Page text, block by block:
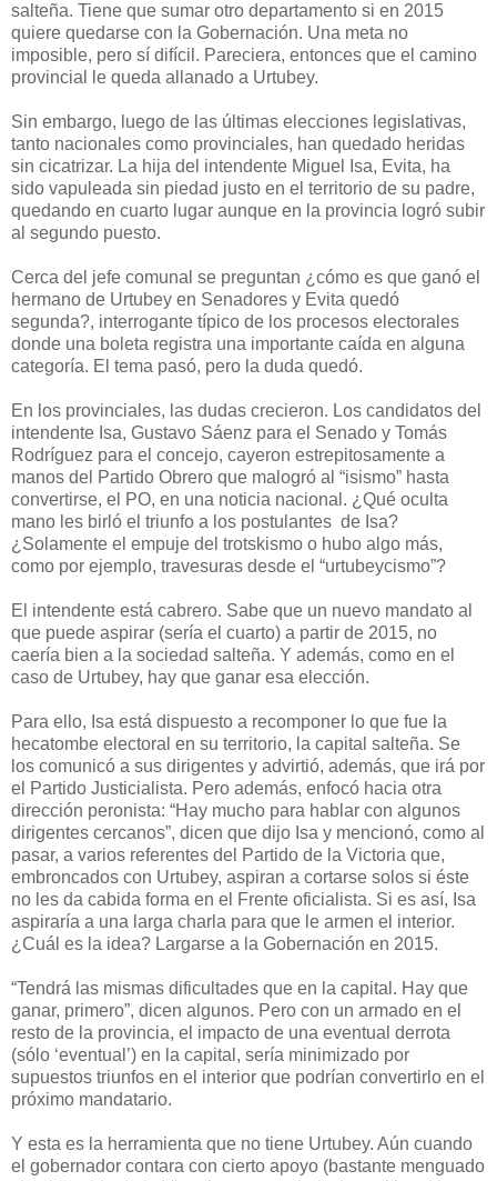
salteña. Tiene que sumar otro departamento si en 2015
quiere quedarse con la Gobernación. Una meta no
imposible, pero sí difícil. Pareciera, entonces que el camino
provincial le queda allanado a Urtubey.
Sin embargo, luego de las últimas elecciones legislativas,
tanto nacionales como provinciales, han quedado heridas
sin cicatrizar. La hija del intendente Miguel Isa, Evita, ha
sido vapuleada sin piedad justo en el territorio de su padre,
quedando en cuarto lugar aunque en la provincia logró subir
al segundo puesto.
Cerca del jefe comunal se preguntan ¿cómo es que ganó el
hermano de Urtubey en Senadores y Evita quedó
segunda?, interrogante típico de los procesos electorales
donde una boleta registra una importante caída en alguna
categoría. El tema pasó, pero la duda quedó.
En los provinciales, las dudas crecieron. Los candidatos del
intendente Isa, Gustavo Sáenz para el Senado y Tomás
Rodríguez para el concejo, cayeron estrepitosamente a
manos del Partido Obrero que malogró al “isismo” hasta
convertirse, el PO, en una noticia nacional. ¿Qué oculta
mano les birló el triunfo a los postulantes de Isa?
¿Solamente el empuje del trotskismo o hubo algo más,
como por ejemplo, travesuras desde el “urtubeycismo”?
El intendente está cabrero. Sabe que un nuevo mandato al
que puede aspirar (sería el cuarto) a partir de 2015, no
caería bien a la sociedad salteña. Y además, como en el
caso de Urtubey, hay que ganar esa elección.
Para ello, Isa está dispuesto a recomponer lo que fue la
hecatombe electoral en su territorio, la capital salteña. Se
los comunicó a sus dirigentes y advirtió, además, que irá por
el Partido Justicialista. Pero además, enfocó hacia otra
dirección peronista: “Hay mucho para hablar con algunos
dirigentes cercanos”, dicen que dijo Isa y mencionó, como al
pasar, a varios referentes del Partido de la Victoria que,
embroncados con Urtubey, aspiran a cortarse solos si éste
no les da cabida forma en el Frente oficialista. Si es así, Isa
aspiraría a una larga charla para que le armen el interior.
¿Cuál es la idea? Largarse a la Gobernación en 2015.
“Tendrá las mismas dificultades que en la capital. Hay que
ganar, primero”, dicen algunos. Pero con un armado en el
resto de la provincia, el impacto de una eventual derrota
(sólo ‘eventual’) en la capital, sería minimizado por
supuestos triunfos en el interior que podrían convertirlo en el
próximo mandatario.
Y esta es la herramienta que no tiene Urtubey. Aún cuando
el gobernador contara con cierto apoyo (bastante menguado